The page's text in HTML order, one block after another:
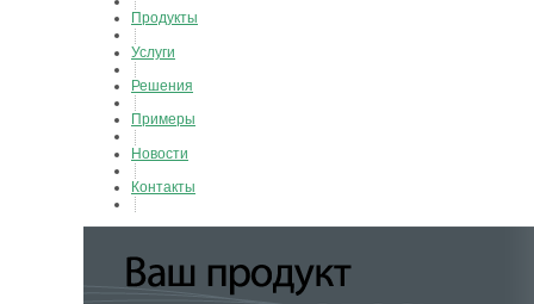
Продукты
Услуги
Решения
Примеры
Новости
Контакты